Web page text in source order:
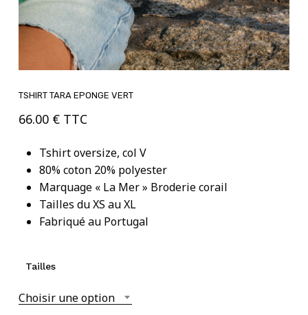
Votre panier est vide.
TSHIRT TARA EPONGE VERT
66.00 € TTC
Tshirt oversize, col V
80% coton 20% polyester
Marquage « La Mer » Broderie corail
Tailles du XS au XL
Fabriqué au Portugal
Tailles
Choisir une option